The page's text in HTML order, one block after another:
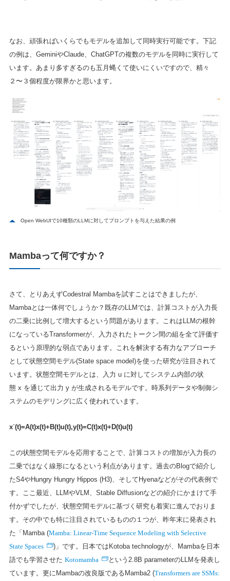
なお、頑張ればいくらでもモデルを追加して同時実行可能です。下記
の例は、GeminiやClaude、ChatGPTの複数のモデルを同時に実行して
います。あまり多すぎるのも五月蝿くて使いにくいですので、精々
２〜３個程度が限界かと思います。
Open WebUIで10種類のLLMに対してプロンプトを与えた結果の例
Mambaって何ですか？
さて、とりあえずCodestral Mambaを試すことはできましたが、
Mambaとは一体何でしょうか？既存のLLMでは、計算コストが入力長
の二乗に比例して増大するという問題があります。これはLLMの根幹
になっているTransformerが、入力されたトークン間の組を全て評価す
るという原理的な弱点であります。これを解決する有力なアプローチ
として状態空間モデル(State space model)を使った研究が注目されて
います。状態空間モデルとは、入力 u に対してシステム内部の状
態 x を通じて出力 y が生成されるモデルです。時系列データや制御シ
ステムのモデリングに広く使われています。
x˙(t)=A(t)x(t)+B(t)u(t),y(t)=C(t)x(t)+D(t)u(t)
この状態空間モデルを応用することで、計算コストの増加が入力長の
二乗ではなく線形になるという利点があります。過去のBlogで紹介し
たS4やHungry Hungry Hippos (H3)、そしてHyenaなどがその代表例で
す。ここ最近、LLMやVLM、Stable Diffusionなどの紹介にかまけて手
付かずでしたが、状態空間モデルに基づく研究も着実に進んでおりま
す。その中でも特に注目されているものの１つが、昨年末に発表され
た「Mamba (Mamba: Linear-Time Sequence Modeling with Selective
State Spaces
)」です。日本ではKotoba technologyが、Mambaを日本
語でも学習させた Kotomamba
という2.8B parameterのLLMを発表し
ています。更にMambaの改良版であるMamba2 (Transformers are SSMs: